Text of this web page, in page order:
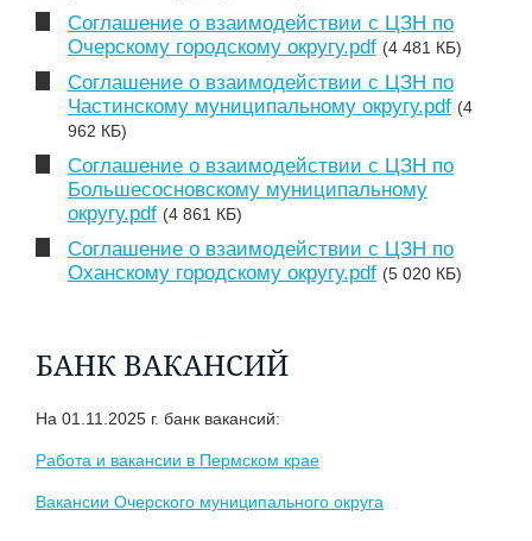
Соглашение о взаимодействии с ЦЗН по
Очерскому городскому округу.pdf (4 481 КБ)
Соглашение о взаимодействии с ЦЗН по
Частинскому муниципальному округу.pdf (4
962 КБ)
Соглашение о взаимодействии с ЦЗН по
Большесосновскому муниципальному
округу.pdf (4 861 КБ)
Соглашение о взаимодействии с ЦЗН по
Оханскому городскому округу.pdf (5 020 КБ)
БАНК ВАКАНСИЙ
На 01.11.2025 г. банк вакансий:
Работа и вакансии в Пермском крае
Вакансии Очерского муниципального округа